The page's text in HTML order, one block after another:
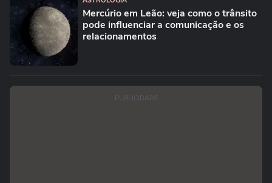
Mercúrio em Leão: veja como o trânsito
pode influenciar a comunicação e os
relacionamentos
PUBLICIDADE